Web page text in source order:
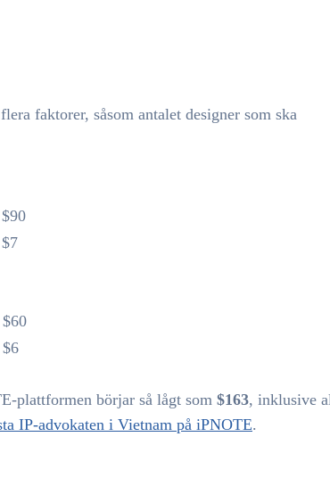
faktorer, såsom antalet designer som ska
$90
$7
$60
$6
plattformen börjar så lågt som $163, inklusive
IP-advokaten i Vietnam på iPNOTE.